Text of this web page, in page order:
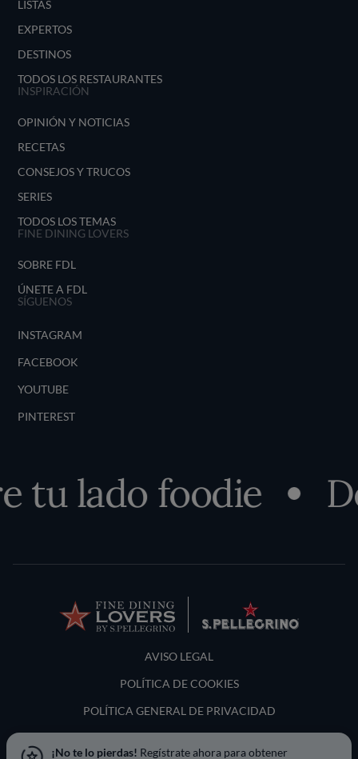
LISTAS
EXPERTOS
DESTINOS
TODOS LOS RESTAURANTES
INSPIRACIÓN
OPINIÓN Y NOTICIAS
RECETAS
CONSEJOS Y TRUCOS
SERIES
TODOS LOS TEMAS
FINE DINING LOVERS
SOBRE FDL
ÚNETE A FDL
SÍGUENOS
INSTAGRAM
FACEBOOK
YOUTUBE
PINTEREST
lado foodie
Terms and Conditions
AVISO LEGAL
POLÍTICA DE COOKIES
POLÍTICA GENERAL DE PRIVACIDAD
¡No te lo pierdas! Regístrate ahora para obtener